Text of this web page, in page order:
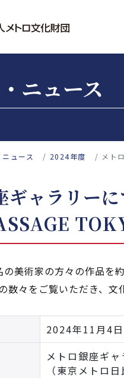
ニュース
ュース 2024年度 メト
ギャラリーに
美術家の方々の作品を
数々をご覧いただき、文
2024年11月4
メトロ銀座ギャ
（東京メトロ